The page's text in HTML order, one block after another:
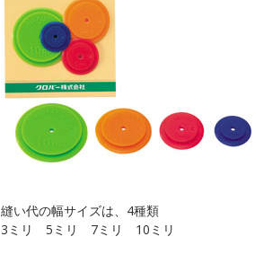
縫い代の幅サイズは、4種類
3ミリ 5ミリ 7ミリ 10ミリ